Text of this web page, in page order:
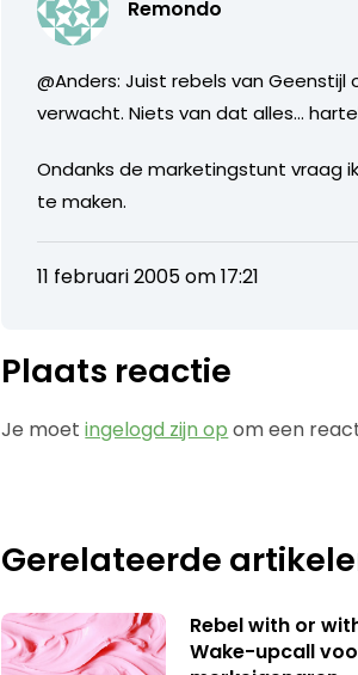
Remondo
@Anders: Juist rebels van
verwacht. Niets van dat alles…
Ondanks de marketingstunt vraag
te maken.
11 februari 2005 om 17:21
Plaats reactie
Je moetingelogd zijn op om een
Gerelateerde
Rebel with or
Wake-upcall